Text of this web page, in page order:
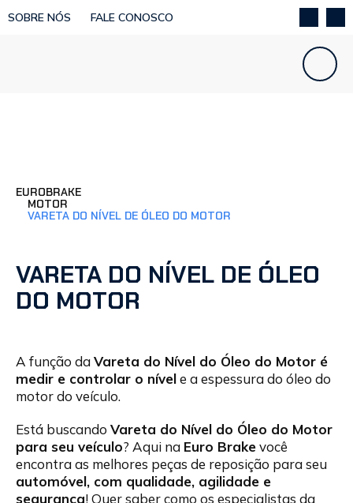
SOBRE NÓS FALE CONOSCO
EUROBRAKE
MOTOR
VARETA DO NÍVEL DE ÓLEO DO MOTOR
VARETA DO NÍVEL DE ÓLEO
DO MOTOR
A função daVareta do Nível do Óleo do Motor é
medir e controlar o nívele a espessura do óleo do
motor do veículo.
Está buscando Vareta do Nível do Óleo do Motor
para seu veículo? Aqui na Euro Brakevocê
encontra as melhores peças de reposição para seu
automóvel, com qualidade, agilidade e
segurança! Quer saber como os especialistas da